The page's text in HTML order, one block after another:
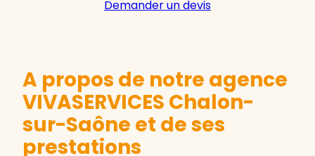
Demander un devis
A propos de notre agence
VIVASERVICES Chalon-
sur-Saône et de ses
prestations